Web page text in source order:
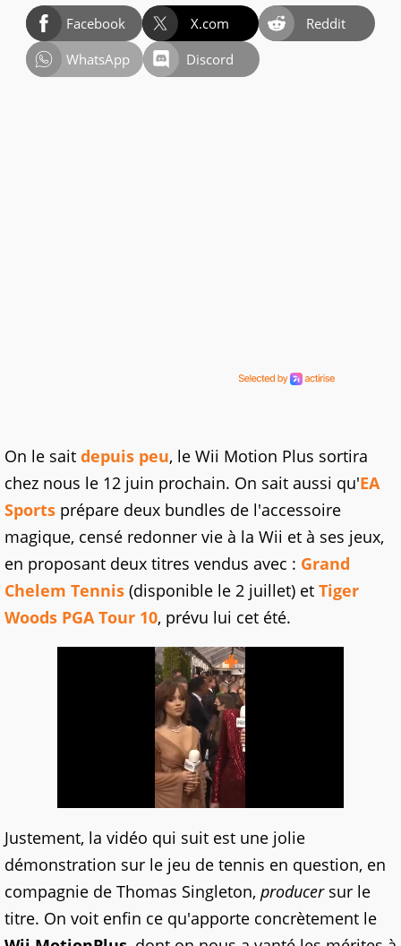
Facebook X.com
Reddit
WhatsApp
Discord
On le sait depuis peu, le Wii Motion Plus sortira
chez nous le 12 juin prochain. On sait aussi qu'EA
Sports prépare deux bundles de l'accessoire
magique, censé redonner vie à la Wii et à ses jeux,
en proposant deux titres vendus avec : Grand
Chelem Tennis (disponible le 2 juillet) et Tiger
Woods PGA Tour 10, prévu lui cet été.
Justement, la vidéo qui suit est une jolie
démonstration sur le jeu de tennis en question, en
compagnie de Thomas Singleton, producersur le
titre. On voit enfin ce qu'apporte concrètement le